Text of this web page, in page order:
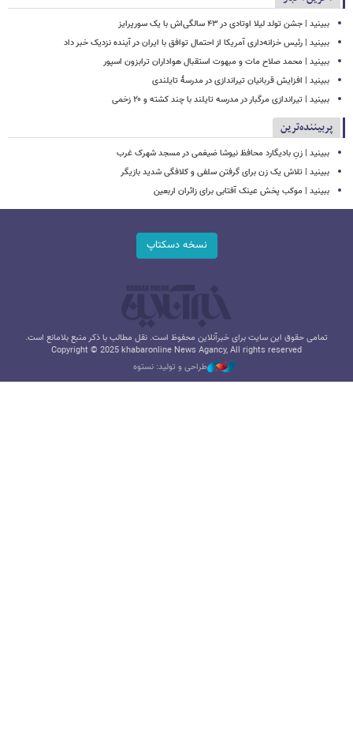
ببینید | جشن تولد لیلا اوتادی در ۴۳ سالگی‌اش با یک سورپرایز
ببینید | رئیس خزانه‌داری آمریکا از احتمال توافق با ایران در آینده نزدیک خبر داد
ببینید | محمد صلاح مات و مبهوت استقبال هواداران ترابزون اسپور
ببینید | افزایش قربانیان تیراندازی در مدرسۀ تایلندی
ببینید | تیراندازی مرگبار در مدرسه‌ تایلند با چند کشته و ۲۰ زخمی
پربیننده‌ترین
ببینید | زنِ بادیگارد محافظ نیوشا ضیغمی در مسجد شهرک غرب
ببینید | تلاش یک زن برای گرفتن سلفی و کلافگی شدید بازیگر
ببینید | موکب پخش عینک آفتابی برای زائران اربعین
نسخه دسکتاپ
تمامی حقوق این سایت برای خبرآنلاین محفوظ است. نقل مطالب با ذکر منبع بلامانع است.
Copyright © 2025 khabaronline News Agancy, All rights reserved
طراحی و تولید: نستوه